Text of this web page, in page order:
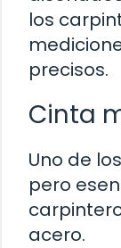
los
precisos.
Cinta
Uno de
pero
acero.